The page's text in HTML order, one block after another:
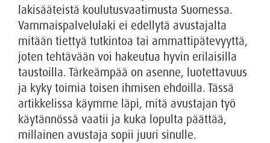
lakisääteistä koulutusvaatimusta Suomessa.
Vammaispalvelulaki ei edellytä avustajalta
mitään tiettyä tutkintoa tai ammattipätevyyttä,
joten tehtävään voi hakeutua hyvin erilaisilla
taustoilla. Tärkeämpää on asenne, luotettavuus
ja kyky toimia toisen ihmisen ehdoilla. Tässä
artikkelissa käymme läpi, mitä avustajan työ
käytännössä vaatii ja kuka lopulta päättää,
millainen avustaja sopii juuri sinulle.